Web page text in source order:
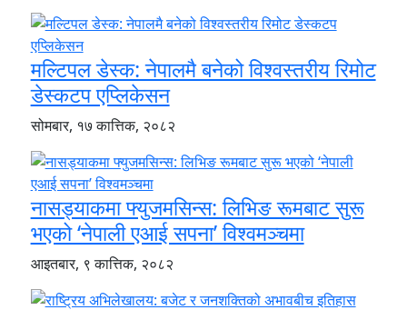
मल्टिपल डेस्क: नेपालमै बनेको विश्वस्तरीय रिमोट
डेस्कटप एप्लिकेसन
सोमबार, १७ कात्तिक, २०८२
नासड्याकमा फ्युजमसिन्स: लिभिङ रूमबाट सुरू
भएको ‘नेपाली एआई सपना’ विश्वमञ्चमा
आइतबार, ९ कात्तिक, २०८२